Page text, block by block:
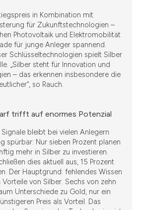
in Kombination mit
für Zukunftstechnologien –
Photovoltaik und Elektromobilität
für junge Anleger spannend.
Schlüsseltechnologien spielt Silber
„Silber steht für Innovation und
– das erkennen insbesondere die
so Rauch.
trifft auf enormes Potenzial
bleibt bei vielen Anlegern
spürbar: Nur sieben Prozent planen
mehr in Silber zu investieren.
dies aktuell aus, 15 Prozent
Der Hauptgrund: fehlendes Wissen
von Silber. Sechs von zehn
Unterschiede zu Gold, nur ein
Preis als Vorteil. Das